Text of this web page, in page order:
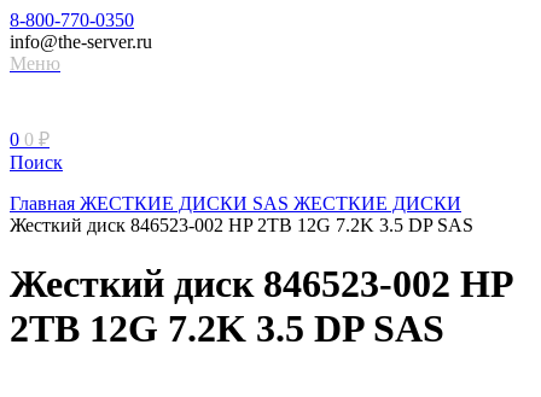
8-800-770-0350
info@the-server.ru
Меню
0 0 ₽
Поиск
Главная ЖЕСТКИЕ ДИСКИ SAS ЖЕСТКИЕ ДИСКИ
Жесткий диск 846523-002 HP 2TB 12G 7.2K 3.5 DP SAS
Жесткий диск 846523-002 HP
2TB 12G 7.2K 3.5 DP SAS